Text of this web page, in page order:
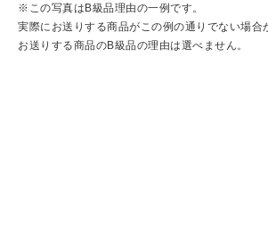
※この写真はB級品理由の一例です。
実際にお送りする商品がこの例の通りでない場合
お送りする商品のB級品の理由は選べません。